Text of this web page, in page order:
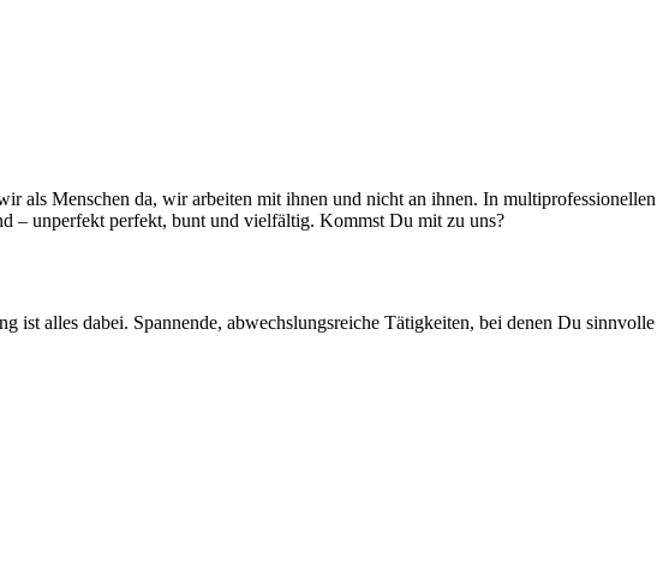
als Menschen da, wir arbeiten mit ihnen und nicht an ihnen. In multiprofessionellen
– unperfekt perfekt, bunt und vielfältig. Kommst Du mit zu uns?
alles dabei. Spannende, abwechslungsreiche Tätigkeiten, bei denen Du sinnvolle